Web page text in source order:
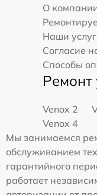
О
Наши
Согласие
Способы
Ремонт
Venox 2
Venox 4
Мы занимаемся
обслуживанием
гарантийного
работает